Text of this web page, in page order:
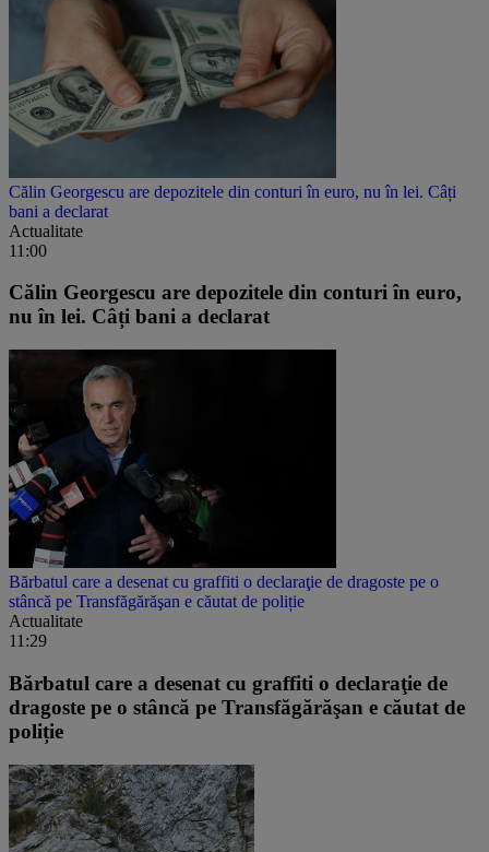
Călin Georgescu are depozitele din conturi în euro, nu în lei. Câți
bani a declarat
Actualitate
11:00
Călin Georgescu are depozitele din conturi în euro,
nu în lei. Câți bani a declarat
Bărbatul care a desenat cu graffiti o declaraţie de dragoste pe o
stâncă pe Transfăgărăşan e căutat de poliție
Actualitate
11:29
Bărbatul care a desenat cu graffiti o declaraţie de
dragoste pe o stâncă pe Transfăgărăşan e căutat de
poliție